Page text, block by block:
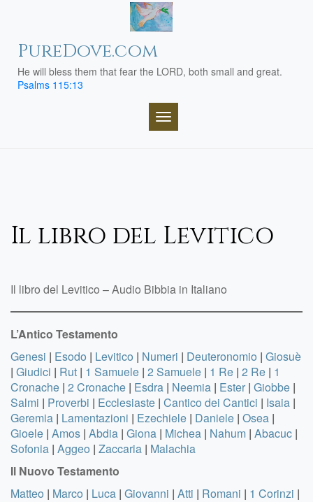
PureDove.com
He will bless them that fear the LORD, both small and great.
Psalms 115:13
TOGGLE NAVIGATION
Il libro del Levitico
Il libro del Levitico – Audio Bibbia in Italiano
L’Antico Testamento
Genesi | Esodo | Levitico | Numeri | Deuteronomio | Giosuè
| Giudici | Rut | 1 Samuele | 2 Samuele | 1 Re | 2 Re | 1
Cronache | 2 Cronache | Esdra | Neemia | Ester | Giobbe |
Salmi | Proverbi | Ecclesiaste | Cantico dei Cantici | Isaia |
Geremia | Lamentazioni | Ezechiele | Daniele | Osea |
Gioele | Amos | Abdia | Giona | Michea | Nahum | Abacuc |
Sofonia | Aggeo | Zaccaria | Malachia
Il Nuovo Testamento
Matteo | Marco | Luca | Giovanni | Atti | Romani | 1 Corinzi |